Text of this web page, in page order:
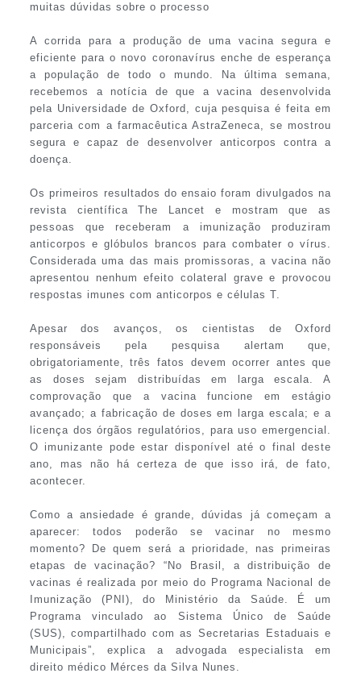
muitas dúvidas sobre o processo
A corrida para a produção de uma vacina segura e
eficiente para o novo coronavírus enche de esperança
a população de todo o mundo. Na última semana,
recebemos a notícia de que a vacina desenvolvida
pela Universidade de Oxford, cuja pesquisa é feita em
parceria com a farmacêutica AstraZeneca, se mostrou
segura e capaz de desenvolver anticorpos contra a
doença.
Os primeiros resultados do ensaio foram divulgados na
revista científica The Lancet e mostram que as
pessoas que receberam a imunização produziram
anticorpos e glóbulos brancos para combater o vírus.
Considerada uma das mais promissoras, a vacina não
apresentou nenhum efeito colateral grave e provocou
respostas imunes com anticorpos e células T.
Apesar dos avanços, os cientistas de Oxford
responsáveis pela pesquisa alertam que,
obrigatoriamente, três fatos devem ocorrer antes que
as doses sejam distribuídas em larga escala. A
comprovação que a vacina funcione em estágio
avançado; a fabricação de doses em larga escala; e a
licença dos órgãos regulatórios, para uso emergencial.
O imunizante pode estar disponível até o final deste
ano, mas não há certeza de que isso irá, de fato,
acontecer.
Como a ansiedade é grande, dúvidas já começam a
aparecer: todos poderão se vacinar no mesmo
momento? De quem será a prioridade, nas primeiras
etapas de vacinação? “No Brasil, a distribuição de
vacinas é realizada por meio do Programa Nacional de
Imunização (PNI), do Ministério da Saúde. É um
Programa vinculado ao Sistema Único de Saúde
(SUS), compartilhado com as Secretarias Estaduais e
Municipais”, explica a advogada especialista em
direito médico Mérces da Silva Nunes.